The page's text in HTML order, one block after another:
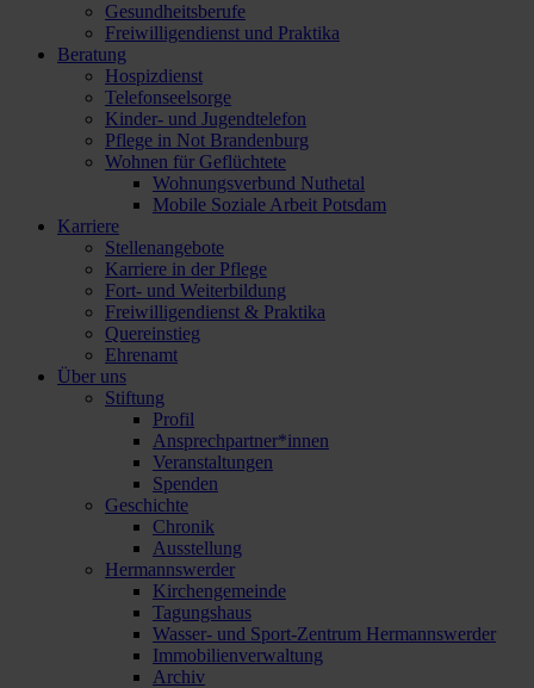
Gesundheitsberufe
Freiwilligendienst und Praktika
Beratung
Hospizdienst
Telefonseelsorge
Kinder- und Jugendtelefon
Pflege in Not Brandenburg
Wohnen für Geflüchtete
Wohnungsverbund Nuthetal
Mobile Soziale Arbeit Potsdam
Karriere
Stellenangebote
Karriere in der Pflege
Fort- und Weiterbildung
Freiwilligendienst & Praktika
Quereinstieg
Ehrenamt
Über uns
Stiftung
Profil
Ansprechpartner*innen
Veranstaltungen
Spenden
Geschichte
Chronik
Ausstellung
Hermannswerder
Kirchengemeinde
Tagungshaus
Wasser- und Sport-Zentrum Hermannswerder
Immobilienverwaltung
Archiv